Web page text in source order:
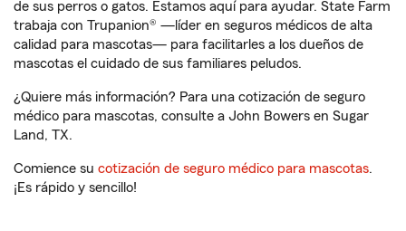
de sus perros o gatos. Estamos aquí para ayudar. State Farm
trabaja con Trupanion® —líder en seguros médicos de alta
calidad para mascotas— para facilitarles a los dueños de
mascotas el cuidado de sus familiares peludos.
¿Quiere más información? Para una cotización de seguro
médico para mascotas, consulte a John Bowers en Sugar
Land, TX.
Comience su cotización de seguro médico para mascotas.
¡Es rápido y sencillo!